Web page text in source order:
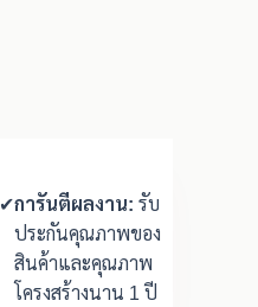
✔การันตีผลงาน: รับ
ประกันคุณภาพของ
สินค้าและคุณภาพ
โครงสร้างนาน 1 ปี